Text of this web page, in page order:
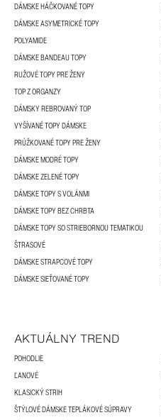
DÁMSKE HÁČKOVANÉ TOPY
DÁMSKE ASYMETRICKÉ TOPY
POLYAMIDE
DÁMSKE BANDEAU TOPY
RUŽOVÉ TOPY PRE ŽENY
TOP Z ORGANZY
DÁMSKY REBROVANÝ TOP
VYŠÍVANÉ TOPY DÁMSKE
PRÚŽKOVANÉ TOPY PRE ŽENY
DÁMSKE MODRÉ TOPY
DÁMSKE ZELENÉ TOPY
DÁMSKE TOPY S VOLÁNMI
DÁMSKE TOPY BEZ CHRBTA
DÁMSKE TOPY SO STRIEBORNOU TEMATIKOU
ŠTRASOVÉ
DÁMSKE STRAPCOVÉ TOPY
DÁMSKE SIEŤOVANÉ TOPY
AKTUÁLNY TREND
POHODLIE
ĽANOVÉ
KLASICKÝ STRIH
ŠTÝLOVÉ DÁMSKE TEPLÁKOVÉ SÚPRAVY